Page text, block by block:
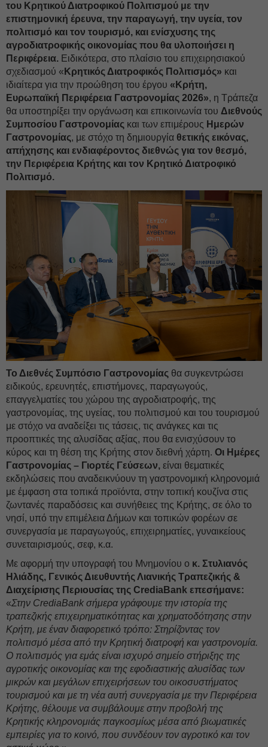
του Κρητικού Διατροφικού Πολιτισμού με την
επιστημονική έρευνα, την παραγωγή, την υγεία, τον
πολιτισμό και τον τουρισμό, και ενίσχυσης της
αγροδιατροφικής οικονομίας που θα υλοποιήσει η
Περιφέρεια. Ειδικότερα, στο πλαίσιο του επιχειρησιακού
σχεδιασμού « Κρητικός Διατροφικός Πολιτισμός» και
ιδιαίτερα για την προώθηση του έργου «Κρήτη,
Ευρωπαϊκή Περιφέρεια Γαστρονομίας 2026», η Τράπεζα
θα υποστηρίξει την οργάνωση και επικοινωνία του Διεθνούς
Συμποσίου Γαστρονομίας και των επιμέρους Ημερών
Γαστρονομίας, με στόχο τη δημιουργία θετικής εικόνας,
απήχησης και ενδιαφέροντος διεθνώς για τον θεσμό,
την Περιφέρεια Κρήτης και τον Κρητικό Διατροφικό
Πολιτισμό.
Το Διεθνές Συμπόσιο Γαστρονομίας θα συγκεντρώσει
ειδικούς, ερευνητές, επιστήμονες, παραγωγούς,
επαγγελματίες του χώρου της αγροδιατροφής, της
γαστρονομίας, της υγείας, του πολιτισμού και του τουρισμού
με στόχο να αναδείξει τις τάσεις, τις ανάγκες και τις
προοπτικές της αλυσίδας αξίας, που θα ενισχύσουν το
κύρος και τη θέση της Κρήτης στον διεθνή χάρτη. Οι Ημέρες
Γαστρονομίας – Γιορτές Γεύσεων, είναι θεματικές
εκδηλώσεις που αναδεικνύουν τη γαστρονομική κληρονομιά
με έμφαση στα τοπικά προϊόντα, στην τοπική κουζίνα στις
ζωντανές παραδόσεις και συνήθειες της Κρήτης, σε όλο το
νησί, υπό την επιμέλεια Δήμων και τοπικών φορέων σε
συνεργασία με παραγωγούς, επιχειρηματίες, γυναικείους
συνεταιρισμούς, σεφ, κ.α.
Με αφορμή την υπογραφή του Μνημονίου ο κ. Στυλιανός
Ηλιάδης, Γενικός Διευθυντής Λιανικής Τραπεζικής &
Διαχείρισης Περιουσίας της CrediaBank επεσήμανε:
«Στην CrediaBank σήμερα γράφουμε την ιστορία της
τραπεζικής επιχειρηματικότητας και χρηματοδότησης στην
Κρήτη, με έναν διαφορετικό τρόπο: Στηρίζοντας τον
πολιτισμό μέσα από την Κρητική διατροφή και γαστρονομία.
Ο πολιτισμός για εμάς είναι ισχυρό σημείο στήριξης της
αγροτικής οικονομίας και της εφοδιαστικής αλυσίδας των
μικρών και μεγάλων επιχειρήσεων του οικοσυστήματος
τουρισμού και με τη νέα αυτή συνεργασία με την Περιφέρεια
Κρήτης, θέλουμε να συμβάλουμε στην προβολή της
Κρητικής κληρονομιάς παγκοσμίως μέσα από βιωματικές
εμπειρίες για το κοινό, που συνδέουν τον αγροτικό και τον